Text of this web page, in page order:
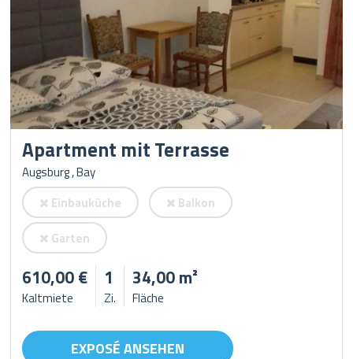
Apartment mit Terrasse
Augsburg , Bay
Einbauküche
Balkon
Garten
610,00 €
Kaltmiete
1
Zi.
34,00 m²
Fläche
EXPOSÉ ANSEHEN